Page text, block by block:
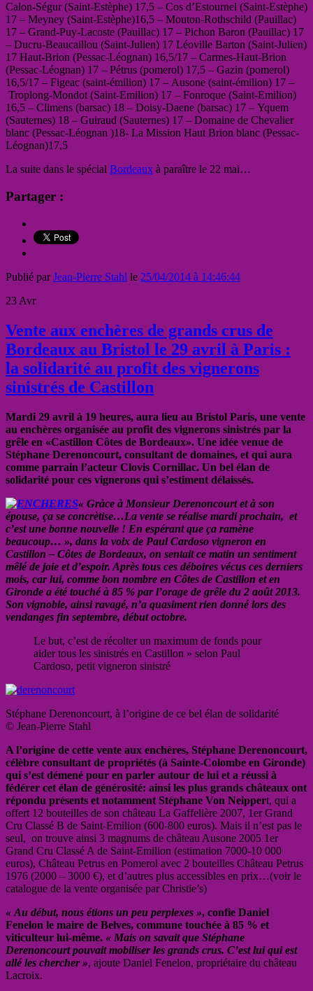
Calon-Ségur (Saint-Estèphe) 17,5 – Cos d’Estournel (Saint-Estèphe)
17 – Meyney (Saint-Estèphe)16,5 – Mouton-Rothschild (Pauillac)
17 – Grand-Puy-Lacoste (Pauillac) 17 – Pichon Baron (Pauillac) 17
– Ducru-Beaucaillou (Saint-Julien) 17 Léoville Barton (Saint-Julien)
17 Haut-Brion (Pessac-Léognan) 16,5/17 – Carmes-Haut-Brion
(Pessac-Léognan) 17 – Pétrus (pomerol) 17,5 – Gazin (pomerol)
16,5/17 – Figeac (saint-émilion) 17 – Ausone (saint-émilion) 17 –
Troplong-Mondot (Saint-Emilion) 17 – Fonroque (Saint-Emilion)
16,5 – Climens (barsac) 18 – Doisy-Daene (barsac) 17 – Yquem
(Sauternes) 18 – Guiraud (Sauternes) 17 – Domaine de Chevalier
blanc (Pessac-Léognan )18- La Mission Haut Brion blanc (Pessac-
Léognan)17,5
La suite dans le spécial Bordeaux à paraître le 22 mai…
Partager :
Publié parJean-Pierre Stahl le 25/04/2014 à 14:46:44
23 Avr
Vente aux enchères de grands crus de
Bordeaux au Bristol le 29 avril à Paris :
la solidarité au profit des vignerons
sinistrés de Castillon
Mardi 29 avril à 19 heures, aura lieu au Bristol Paris, une vente
au enchères organisée au profit des vignerons sinistrés par la
grêle en «Castillon Côtes de Bordeaux». Une idée venue de
Stéphane Derenoncourt, consultant de domaines, et qui aura
comme parrain l’acteur Clovis Cornillac. Un bel élan de
solidarité pour ces vignerons qui s’estiment délaissés.
« Gràce à Monsieur Derenoncourt et à son
épouse, ça se concrètise…La vente se réalise mardi prochain, et
c’est une bonne nouvelle ! En espérant que ça ramène
beaucoup… », dans la voix de Paul Cardoso vigneron en
Castillon – Côtes de Bordeaux, on sentait ce matin un sentiment
mêlé de joie et d’espoir. Après tous ces déboires vécus ces derniers
mois, car lui, comme bon nombre en Côtes de Castillon et en
Gironde a été touché à 85 % par l’orage de grêle du 2 août 2013.
Son vignoble, ainsi ravagé, n’a quasiment rien donné lors des
vendanges fin septembre, début octobre.
Le but, c’est de récolter un maximum de fonds pour
aider tous les sinistrés en Castillon » selon Paul
Cardoso, petit vigneron sinistré
Stéphane Derenoncourt, à l’origine de ce bel élan de solidarité
© Jean-Pierre Stahl
A l’origine de cette vente aux enchères, Stéphane Derenoncourt,
célèbre consultant de propriétés (à Sainte-Colombe en Gironde)
qui s’est démené pour en parler autour de lui et a réussi à
fédérer cet élan de générosité: ainsi les plus grands châteaux ont
répondu présents et notamment Stéphane Von Neippert, qui a
offert 12 bouteilles de son château La Gaffelière 2007, 1er Grand
Cru Classé B de Saint-Emilion (600-800 euros). Mais il n’est pas le
seul, on trouve ainsi 3 magnums de château Ausone 2005 1er
Grand Cru Classé A de Saint-Emilion (estimation 7000-10 000
euros), Château Petrus en Pomerol avec 2 bouteilles Château Petrus
1976 (2000 – 3000 €), et d’autres plus accessibles en prix…(voir le
catalogue de la vente organisée par Christie’s)
« Au début, nous étions un peu perplexes », confie Daniel
Fenelon le maire de Belves, commune touchée à 85 % et
viticulteur lui-même. « Mais on savait que Stéphane
Derenoncourt pouvait mobiliser les grands crus. C’est lui qui est
allé les chercher », ajoute Daniel Fenelon, propriétaire du château
Lacroix.